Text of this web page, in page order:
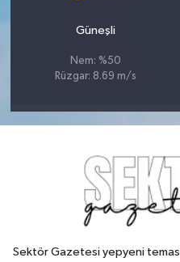
Güneşli
Nem: %50
Rüzgar: 8.69 m/s
Sektör Gazetesi yepyeni